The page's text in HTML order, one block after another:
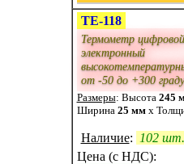
ТЕ-118
Термометр цифровой
электронный
от -50 до +300
Размеры: Высота 245
Ширина 25 ммx
Наличие:
102
Цена (с НДС):